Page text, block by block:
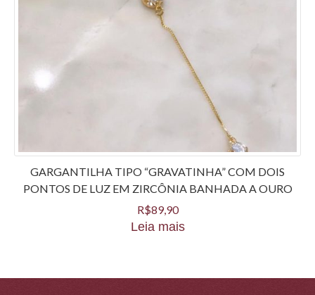
GARGANTILHA TIPO “GRAVATINHA” COM DOIS
PONTOS DE LUZ EM ZIRCÔNIA BANHADA A OURO
R$89,90
Leia mais